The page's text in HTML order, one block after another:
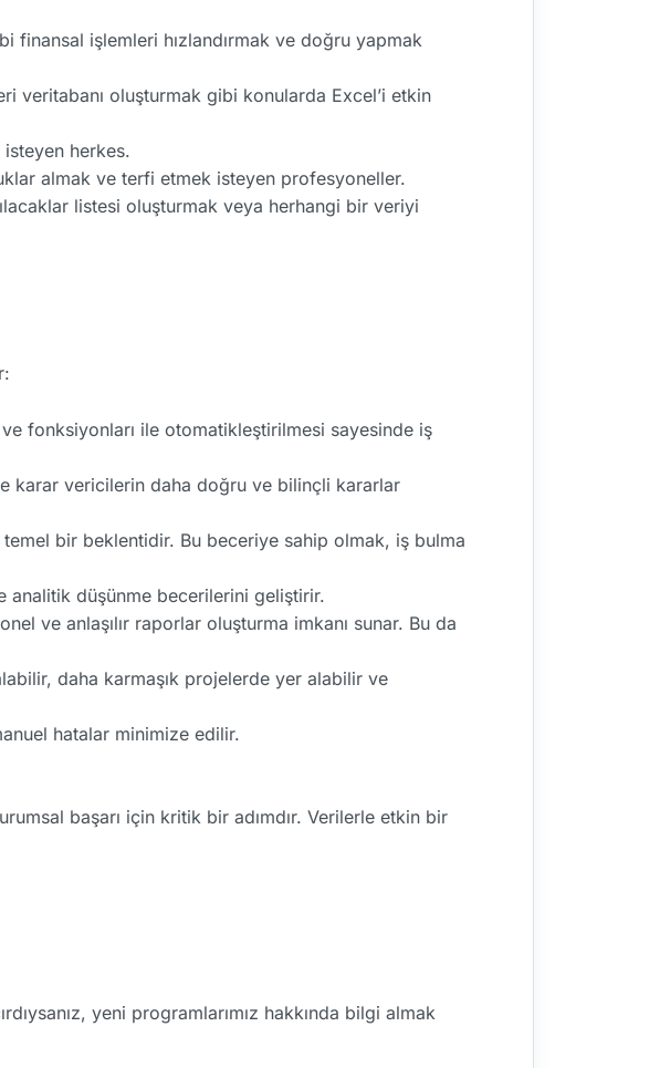
finansal işlemleri hızlandırmak ve doğru yapmak
veritabanı oluşturmak gibi konularda Excel’i etkin
herkes.
almak ve terfi etmek isteyen profesyoneller.
listesi oluşturmak veya herhangi bir veriyi
fonksiyonları ile otomatikleştirilmesi sayesinde iş
karar vericilerin daha doğru ve bilinçli kararlar
bir beklentidir. Bu beceriye sahip olmak, iş bulma
analitik düşünme becerilerini geliştirir.
ve anlaşılır raporlar oluşturma imkanı sunar. Bu da
daha karmaşık projelerde yer alabilir ve
hatalar minimize edilir.
başarı için kritik bir adımdır. Verilerle etkin bir
yeni programlarımız hakkında bilgi almak